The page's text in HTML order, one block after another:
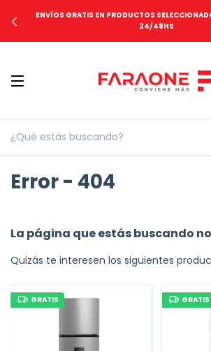
ENVÍOS GRATIS EN PRODUCTOS
24/48HS
Error - 404
La página que estás buscando
Quizás te interesen los siguientes
GRATIS GRATIS